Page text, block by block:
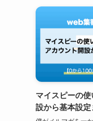
マイスピーの
設から基本設定